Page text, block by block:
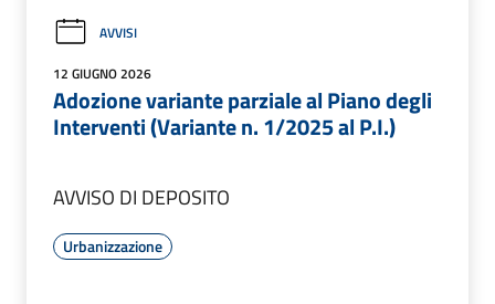
AVVISI
12 GIUGNO 2026
Adozione variante parziale al Piano degli
Interventi (Variante n. 1/2025 al P.I.)
AVVISO DI DEPOSITO
Urbanizzazione